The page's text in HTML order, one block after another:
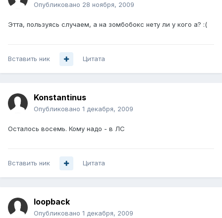
Опубликовано 28 ноября, 2009
Этта, пользуясь случаем, а на зомбобокс нету ли у кого а? :(
Вставить ник Цитата
Konstantinus
Опубликовано 1 декабря, 2009
Осталось восемь. Кому надо - в ЛС
Вставить ник Цитата
loopback
Опубликовано 1 декабря, 2009